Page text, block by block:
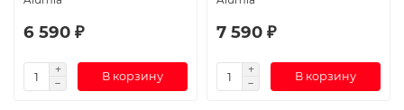
6 590 ₽
В корзину
7 590 ₽
В корзину